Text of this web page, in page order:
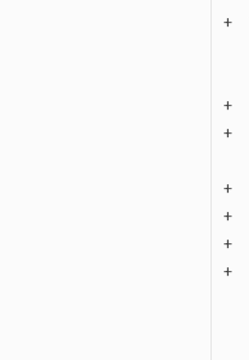
+
+
+
+
+
+
+